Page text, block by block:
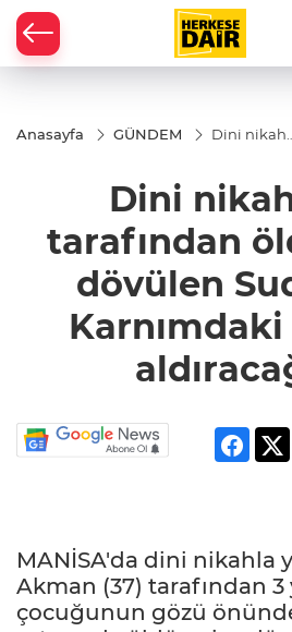
Anasayfa GÜNDEM
Dini nikahlı
öldüresiye
dövülen
bebeği
Dini
tarafından
dövülen
MANİSA'da dini nikahla
Akman (37) tarafından 3
çocuğunun gözü